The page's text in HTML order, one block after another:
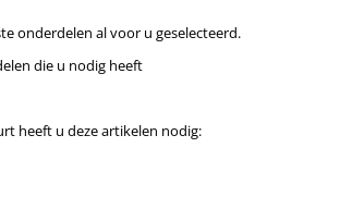
onderdelen al voor u geselecteerd.
die u nodig heeft
heeft u deze artikelen nodig: